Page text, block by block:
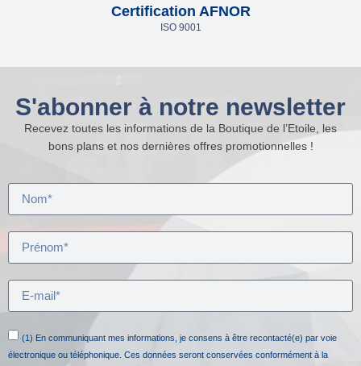
Certification AFNOR
ISO 9001
S'abonner à notre newsletter
Recevez toutes les informations de la Boutique de l’Etoile, les
bons plans et nos dernières offres promotionnelles !
(1) En communiquant mes informations, je consens à être recontacté(e) par voie
électronique ou téléphonique. Ces données seront conservées conformément à la